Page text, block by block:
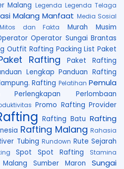
Malang Legenda Legenda Telaga
Malang Manfaat Media Sosial
Mitos dan Fakta Murah Musim
Operator Sungai Brantas
Outfit Rafting Packing List Paket
Rafting
Paket Rafting
Lengkap Panduan Rafting
Rafting Pelatihan Pemula
Perlengkapan
Perlombaan
Promo Rafting Provider
Rafting Batu Rafting
Rafting Malang Rahasia
Tubing Rundown Rute Sejarah
Spot Spot Rafting Stamina
Sumber Maron Sungai